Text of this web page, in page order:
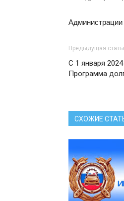
Предыдущая
С 1 января
Программа
СХОЖИЕ